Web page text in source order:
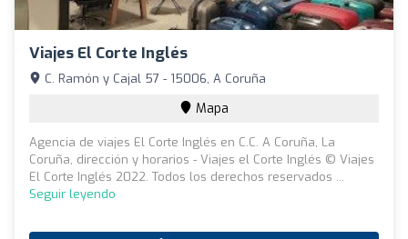
Viajes El Corte Inglés
C. Ramón y Cajal 57 - 15006, A Coruña
Mapa
Agencia de viajes El Corte Inglés en C.C. A Coruña, La
Coruña, dirección y horarios - Viajes el Corte Inglés © Viajes
El Corte Inglés 2022. Todos los derechos reservados ...
Seguir leyendo